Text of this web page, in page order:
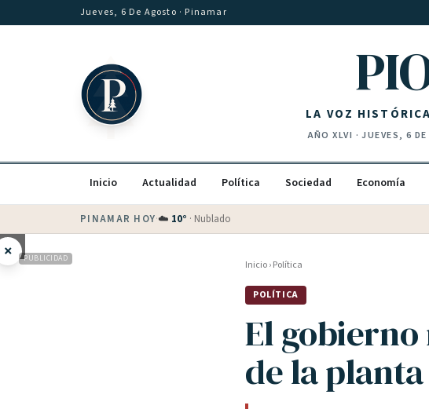
Saltar al contenidoJueves, 6 De Agosto · Pinamar
LA VOZ
AÑOXLVI ·JUEVES, 6
Inicio Actualidad Política Sociedad Economía
PINAMAR HOY·💵 Dólar blue$1540
× PUBLICIDAD Inicio›Política
POLÍTICA
El
de la